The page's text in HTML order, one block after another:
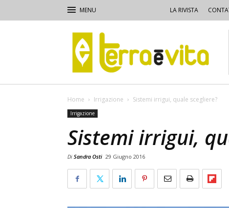
LA RIVISTA
Terra
e
Vita
Home Irrigazione Sistemi irrigui, quale scegliere?
Irrigazione
Sistemi irrigui,
Di Sandra Osti 29 Giugno 2016